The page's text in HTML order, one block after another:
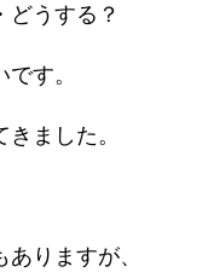
どうする？
す。
ました。
りますが、